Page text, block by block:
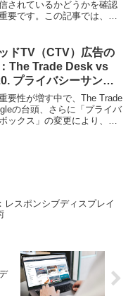
されているかどうかを確認
要です。この記事では、
ドTV（CTV）広告の
The Trade Desk vs
プライバシーサンド
死んだのか？ Chrome
ーケターの決断
要性が増す中で、The Trade
の台頭、さらに「プライバ
ックス」の変更により、広
レスポンシブディスプレイ